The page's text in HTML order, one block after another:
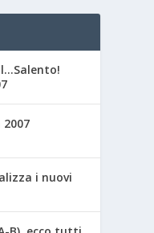
2007
i nuovi